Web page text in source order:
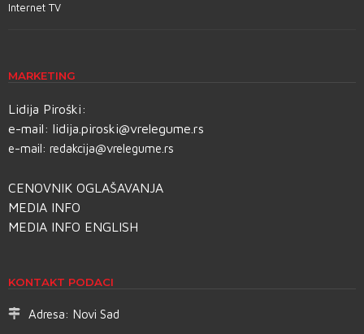
Internet TV
MARKETING
Lidija Piroški:
e-mail: lidija.piroski@vrelegume.rs
e-mail: redakcija@vrelegume.rs
CENOVNIK OGLAŠAVANJA
MEDIA INFO
MEDIA INFO ENGLISH
KONTAKT PODACI
Adresa: Novi Sad